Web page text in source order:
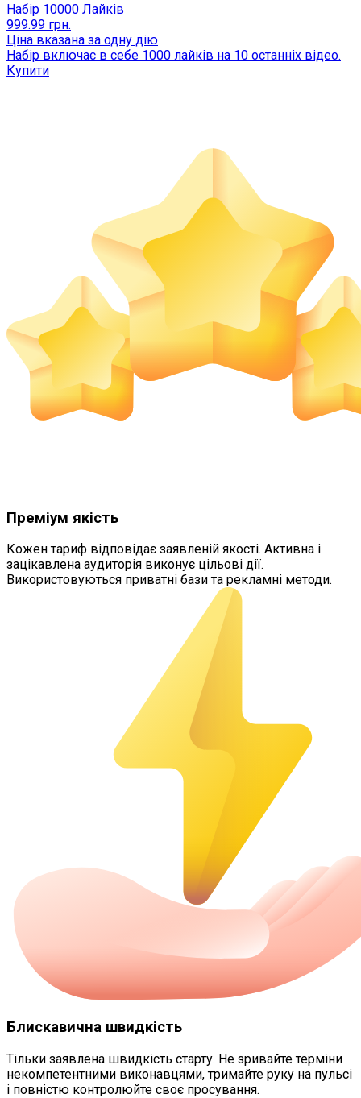
Набір 10000 Лайків
999.99 грн.
Ціна вказана за одну дію
Набір включає в себе 1000 лайків на 10 останніх відео.
Купити
Преміум якість
Кожен тариф відповідає заявленій якості. Активна і
зацікавлена аудиторія виконує цільові дії.
Використовуються приватні бази та рекламні методи.
Блискавична швидкість
Тільки заявлена швидкість старту. Не зривайте терміни
некомпетентними виконавцями, тримайте руку на пульсі
і повністю контролюйте своє просування.